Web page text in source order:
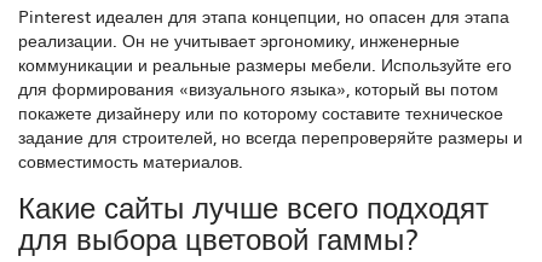
Pinterest идеален для этапа концепции, но опасен для этапа
реализации. Он не учитывает эргономику, инженерные
коммуникации и реальные размеры мебели. Используйте его
для формирования «визуального языка», который вы потом
покажете дизайнеру или по которому составите техническое
задание для строителей, но всегда перепроверяйте размеры и
совместимость материалов.
Какие сайты лучше всего подходят
для выбора цветовой гаммы?